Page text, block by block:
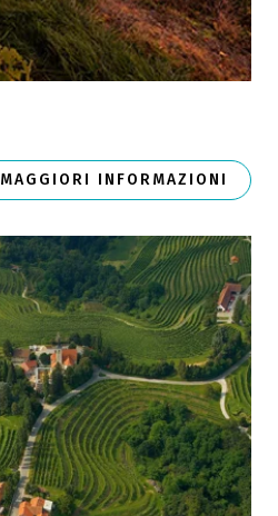
MAGGIORI INFORMAZIONI